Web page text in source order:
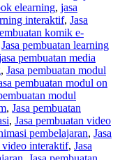
elearning, jasa
interaktif, Jasa
komik e-
Jasa pembuatan learning
pembuatan media
, Jasa pembuatan modul
pembuatan modul on
modul
, Jasa pembuatan
, Jasa pembuatan video
pembelajaran, Jasa
video interaktif, Jasa